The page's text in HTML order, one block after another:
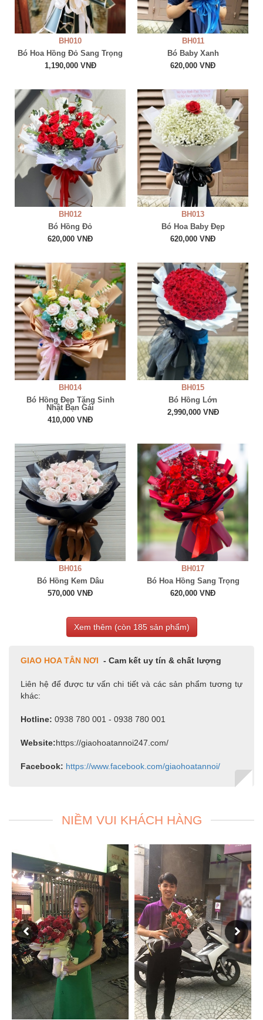
BH010
Bó Hoa Hồng Đỏ Sang Trọng
1,190,000 VNĐ
BH011
Bó Baby Xanh
620,000 VNĐ
BH012
Bó Hồng Đỏ
620,000 VNĐ
BH013
Bó Hoa Baby Đẹp
620,000 VNĐ
BH014
Bó Hồng Đẹp Tặng Sinh
Nhật Bạn Gái
410,000 VNĐ
BH015
Bó Hồng Lớn
2,990,000 VNĐ
BH016
Bó Hồng Kem Dâu
570,000 VNĐ
BH017
Bó Hoa Hồng Sang Trọng
620,000 VNĐ
Xem thêm (còn 185sản phẩm)
GIAO HOA TÂN NƠI - Cam kết uy tín & chất lượng
Liên hệ để được tư vấn chi tiết và các sản phẩm tương tự
khác:
Hotline: 0938 780 001 - 0938 780 001
Website:https://giaohoatannoi247.com/
Facebook: https://www.facebook.com/giaohoatannoi/
NIỀM VUI KHÁCH HÀNG